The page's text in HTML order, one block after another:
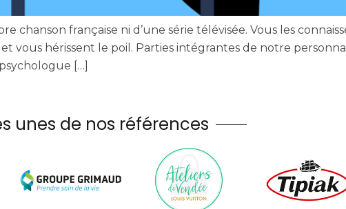
chanson française ni d’une série télévisée. Vous les
vous hérissent le poil. Parties intégrantes de notre
[…]
unes de nos références